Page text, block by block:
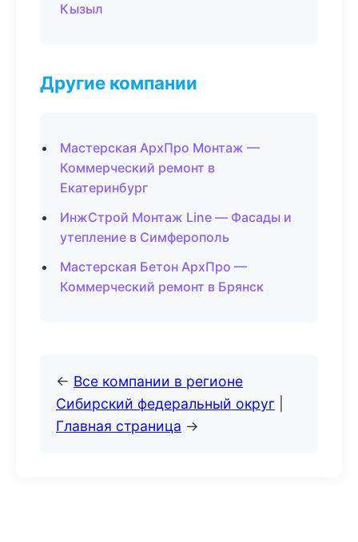
Кызыл
Другие компании
Мастерская АрхПро Монтаж —
Коммерческий ремонт в
Екатеринбург
ИнжСтрой Монтаж Line — Фасады и
утепление в Симферополь
Мастерская Бетон АрхПро —
Коммерческий ремонт в Брянск
← Все компании в регионе
Сибирский федеральный округ
Главная страница →